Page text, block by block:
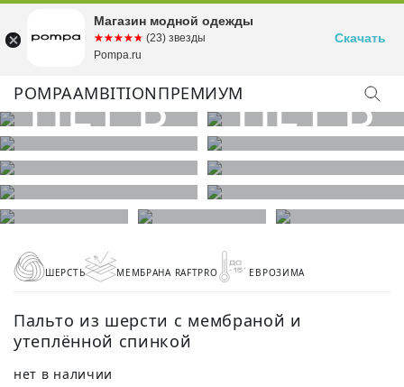
POMPAAMBITIONПРЕМИУМ
ШЕРСТЬ МЕМБРАНА RAFTPRO ЕВРОЗИМА
Пальто из шерсти с мембраной и
утеплённой спинкой
нет в наличии
Магазин модной одежды
☆☆☆☆☆
★★★★★ (23) звезды
Pompa.ru
Скачать